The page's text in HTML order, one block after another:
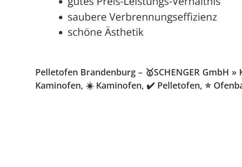
Pelletofen Brandenburg – 🥇SCHENGER
Kaminofen, ☀️ Kaminofen, ✔️ Pelletofen, ⭐